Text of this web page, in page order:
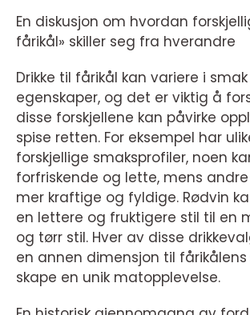
En diskusjon om hvordan
fårikål» skiller seg fra hverandre
Drikke til fårikål kan variere i
egenskaper, og det er viktig å
disse forskjellene kan påvirke
spise retten. For eksempel har
forskjellige smaksprofiler, noen
forfriskende og lette, mens
mer kraftige og fyldige. Rødvin
en lettere og fruktigere stil til en
og tørr stil. Hver av disse
en annen dimensjon til
skape en unik matopplevelse.